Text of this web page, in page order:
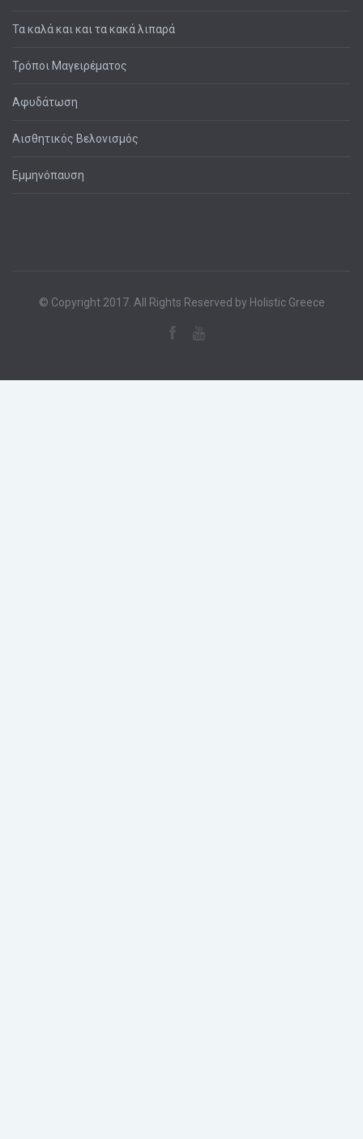
Τα καλά και και τα κακά λιπαρά
Τρόποι Μαγειρέματος
Αφυδάτωση
Αισθητικός Βελονισμός
Εμμηνόπαυση
© Copyright 2017. All Rights Reserved by Holistic Greece